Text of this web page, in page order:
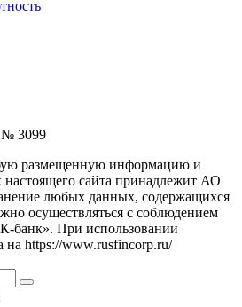
№ 3099
размещенную информацию и
настоящего сайта принадлежит АО
любых данных, содержащихся
осуществляться с соблюдением
банк». При использовании
на https://www.rusfincorp.ru/